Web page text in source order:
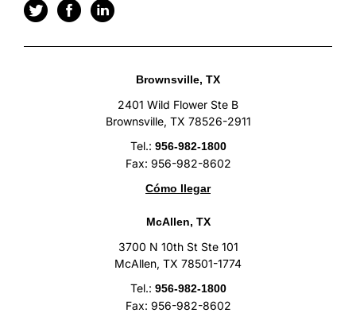
Brownsville, TX
2401 Wild Flower Ste B
Brownsville, TX 78526-2911
Tel.: 956-982-1800
Fax: 956-982-8602
Cómo llegar
McAllen, TX
3700 N 10th St Ste 101
McAllen, TX 78501-1774
Tel.: 956-982-1800
Fax: 956-982-8602